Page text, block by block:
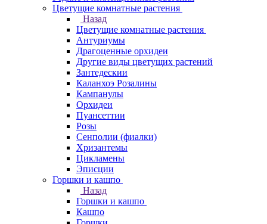
Цветущие комнатные растения
Назад
Цветущие комнатные растения
Антуриумы
Драгоценные орхидеи
Другие виды цветущих растений
Зантедескии
Каланхоэ Розалины
Кампанулы
Орхидеи
Пуансеттии
Розы
Сенполии (фиалки)
Хризантемы
Цикламены
Эписции
Горшки и кашпо
Назад
Горшки и кашпо
Кашпо